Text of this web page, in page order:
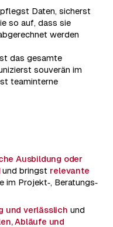
Daten, sicherst
so auf, dass sie
werden
das gesamte
souverän im
teaminterne
Ausbildung oder
und bringst relevante
im Projekt‑, Beratungs‑
und verlässlich und
Abläufe und